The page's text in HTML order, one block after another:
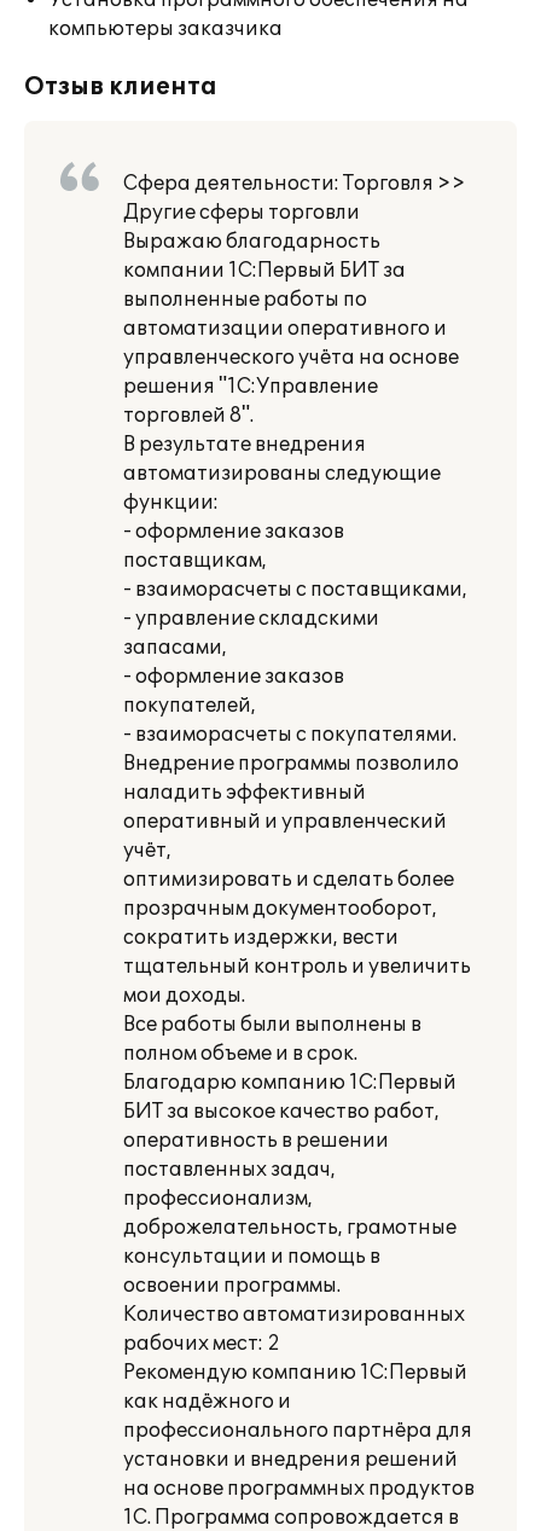
компьютеры заказчика
Отзыв клиента
Сфера деятельности: Торговля >>
Другие сферы торговли
Выражаю благодарность
компании 1С:Первый БИТ за
выполненные работы по
автоматизации оперативного и
управленческого учёта на основе
решения "1С:Управление
торговлей 8".
В результате внедрения
автоматизированы следующие
функции:
- оформление заказов
поставщикам,
- взаиморасчеты с поставщиками,
- управление складскими
запасами,
- оформление заказов
покупателей,
- взаиморасчеты с покупателями.
Внедрение программы позволило
наладить эффективный
оперативный и управленческий
учёт,
оптимизировать и сделать более
прозрачным документооборот,
сократить издержки, вести
тщательный контроль и увеличить
мои доходы.
Все работы были выполнены в
полном объеме и в срок.
Благодарю компанию 1С:Первый
БИТ за высокое качество работ,
оперативность в решении
поставленных задач,
профессионализм,
доброжелательность, грамотные
консультации и помощь в
освоении программы.
Количество автоматизированных
рабочих мест: 2
Рекомендую компанию 1С:Первый
как надёжного и
профессионального партнёра для
установки и внедрения решений
на основе программных продуктов
1С. Программа сопровождается в